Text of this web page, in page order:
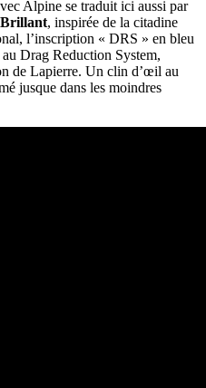
Alpine se traduit ici aussi par
, inspirée de la citadine
l’inscription « DRS » en bleu
Drag Reduction System,
de Lapierre. Un clin d’œil au
jusque dans les moindres